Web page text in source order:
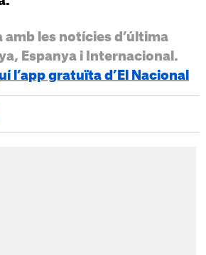
amb les notícies d’última
Espanya i Internacional.
l’app gratuïta d’El Nacional